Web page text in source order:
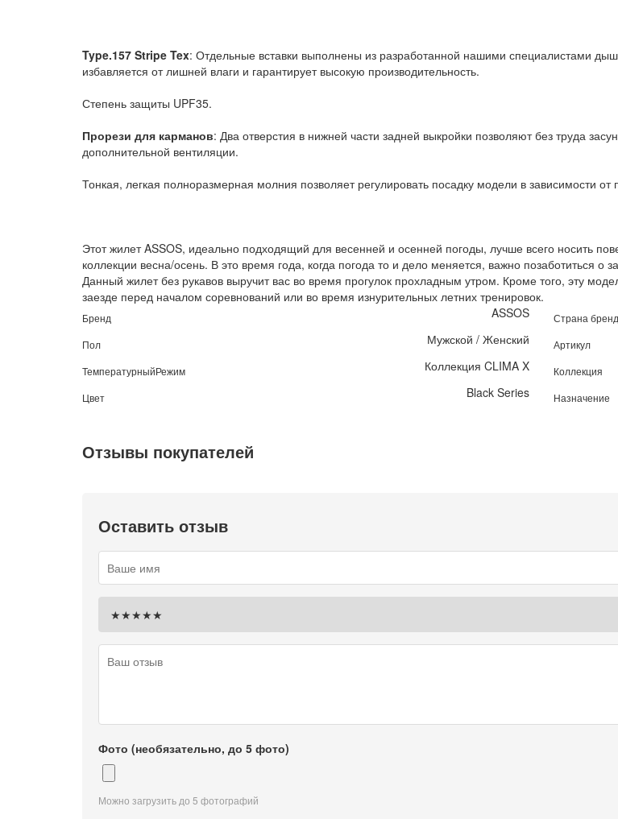
Type.157 Stripe Tex: Отдельные вставки выполнены из разработанной нашими специалистами
избавляется от лишней влаги и гарантирует высокую производительность.
Степень защиты UPF35.
Прорези для карманов: Два отверстия в нижней части задней выкройки позволяют без труда
дополнительной вентиляции.
Тонкая, легкая полноразмерная молния позволяет регулировать посадку модели в зависимости от
Этот жилет ASSOS, идеально подходящий для весенней и осенней погоды, лучше всего носить
коллекции весна/осень. В это время года, когда погода то и дело меняется, важно позаботиться
Данный жилет без рукавов выручит вас во время прогулок прохладным утром. Кроме того, эту
заезде перед началом соревнований или во время изнурительных летних тренировок.
Бренд ASSOS Страна
Пол Мужской / Женский Артикул
ТемпературныйРежим Коллекция CLIMA X Коллекция
Цвет Black Series Назначение
Отзывы покупателей
Оставить отзыв
Фото (необязательно, до 5 фото)
Можно загрузить до 5 фотографий